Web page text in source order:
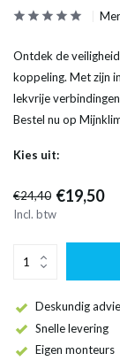
Ontdek de
koppeling. Met zijn
lekvrije
Bestel nu op
Kies uit:
€24,40 €19,50
Incl. btw
Deskundig
Snelle levering
Eigen monteurs